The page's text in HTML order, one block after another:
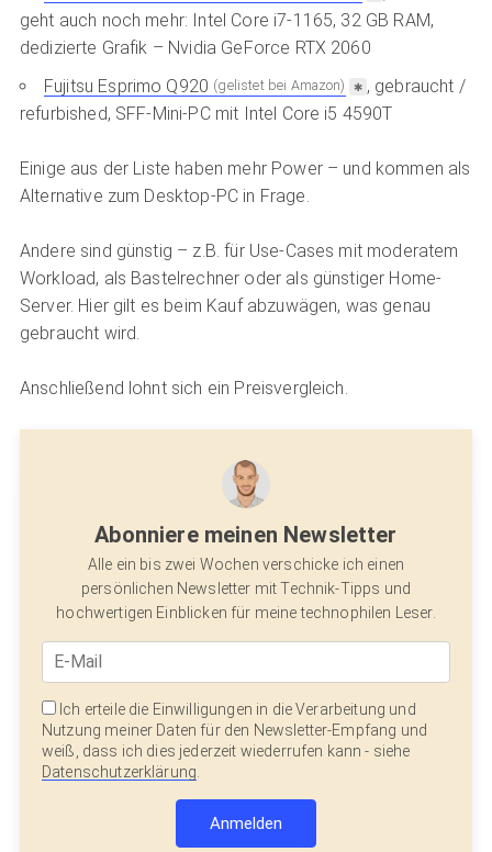
geht auch noch mehr: Intel Core i7-1165, 32 GB RAM,
dedizierte Grafik – Nvidia GeForce RTX 2060
Fujitsu Esprimo Q920 (gelistet bei Amazon)
, gebraucht /
refurbished, SFF-Mini-PC mit Intel Core i5 4590T
Einige aus der Liste haben mehr Power – und kommen als
Alternative zum Desktop-PC in Frage.
Andere sind günstig – z.B. für Use-Cases mit moderatem
Workload, als Bastelrechner oder als günstiger Home-
Server. Hier gilt es beim Kauf abzuwägen, was genau
gebraucht wird.
Anschließend lohnt sich ein Preisvergleich.
Abonniere meinen Newsletter
Alle ein bis zwei Wochen verschicke ich einen
persönlichen Newsletter mit Technik-Tipps und
hochwertigen Einblicken für meine technophilen Leser.
Ich erteile die Einwilligungen in die Verarbeitung und
Nutzung meiner Daten für den Newsletter-Empfang und
weiß, dass ich dies jederzeit wiederrufen kann - siehe
Datenschutzerklärung